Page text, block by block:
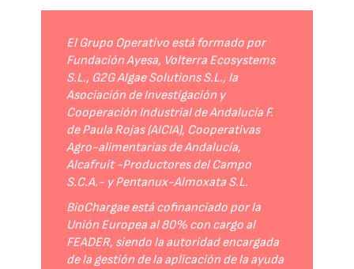
El Grupo Operativo está formado por
Fundación Ayesa, Volterra Ecosystems
S.L., G2G Algae Solutions S.L., la
Asociación de Investigación y
Cooperación Industrial de Andalucía F.
de Paula Rojas (AICIA), Cooperativas
Agro-alimentarias de Andalucía,
Alcafruit -Productores del Campo
S.C.A.- y Pentanux-Almoxata S.L.
BioChargae está cofinanciado por la
Unión Europea al 80% con cargo al
FEADER, siendo la autoridad encargada
de la gestión de la aplicación de la ayuda